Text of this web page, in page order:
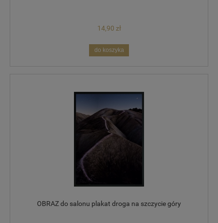
14,90 zł
do koszyka
OBRAZ do salonu plakat droga na szczycie góry